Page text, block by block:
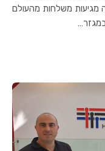
מגיעות משלחות מהעולם